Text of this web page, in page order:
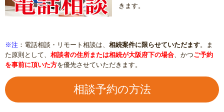
きます。
※注 ：電話相談・リモート相談は、 相続案件に限らせていただます。ま
た原則として、 相談者の住所または相続が大阪府下の場合、かつご予約
を事前に頂いた方を優先させていただきます。
相談予約の方法